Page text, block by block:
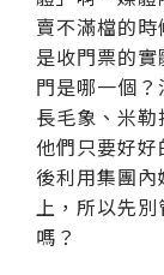
賣不滿檔的
是收門票的
門是哪一個？
長毛象、米勒
他們只要好
後利用集團
上，所以先
嗎？